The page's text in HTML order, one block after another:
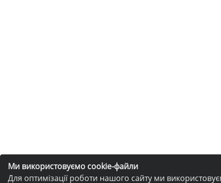
Ми використовуємо cookie-файли
Для оптимізації роботи нашого сайту ми